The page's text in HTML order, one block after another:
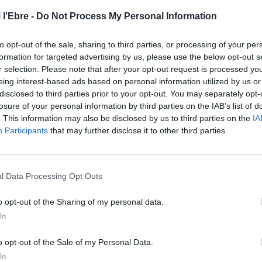
l'Ebre - Do Not Process My Personal Information
opt-out of the sale, sharing to third parties, or processing of your
for targeted advertising by us, please use the below opt-out
selection. Please note that after your opt-out request is processed
interest-based ads based on personal information utilized by us
to third parties prior to your opt-out. You may separately
of your personal information by third parties on the IAB’s list of
This information may also be disclosed by us to third parties on the
Participants that may further disclose it to other third parties.
Data Processing Opt Outs
opt-out of the Sharing of my personal data.
opt-out of the Sale of my Personal Data.
que atia el debat sobre la seguretat i sobre
atacs amb navalla.
es tracta de fets puntuals, casualment coincidents en
inferir que les agressions amb ganivet s’han
2023. Segons el Govern, que al setembre del 2024 va
el nombre de conflictes dirimits amb estes armes -
més d’un 30 % durant el primer trimestre d’enguany
pels Mossos a La Vanguardia, si fa un any i
blanca reincidia, esta xifra ha baixat deu punts.
la població, la policia autonòmica, d’acord amb
els controls per a detectar ganivets i navalles, per a